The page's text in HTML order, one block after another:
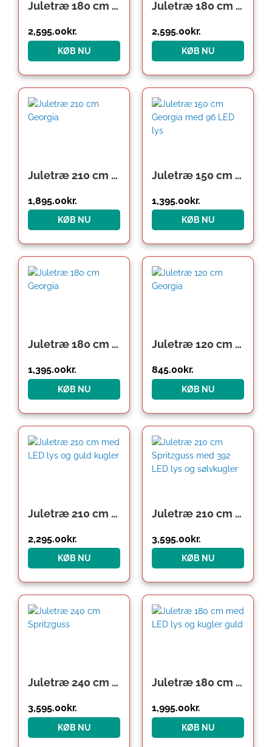
Juletræ 180 cm Spritzguss
2,595.00kr.
KØB NU
Juletræ 180 cm Spritzguss med 34 sølvkugler
2,595.00kr.
KØB NU
Juletræ 210 cm Georgia
1,895.00kr.
KØB NU
Juletræ 150 cm Georgia med 96 LED lys
1,395.00kr.
KØB NU
Juletræ 180 cm Georgia
1,395.00kr.
KØB NU
Juletræ 120 cm Georgia
845.00kr.
KØB NU
Juletræ 210 cm med LED lys og guld kugler
2,295.00kr.
KØB NU
Juletræ 210 cm Spritzguss med 392 LED lys og sølvkugler
3,595.00kr.
KØB NU
Juletræ 240 cm Spritzguss
3,595.00kr.
KØB NU
Juletræ 180 cm med LED lys og kugler guld
1,995.00kr.
KØB NU